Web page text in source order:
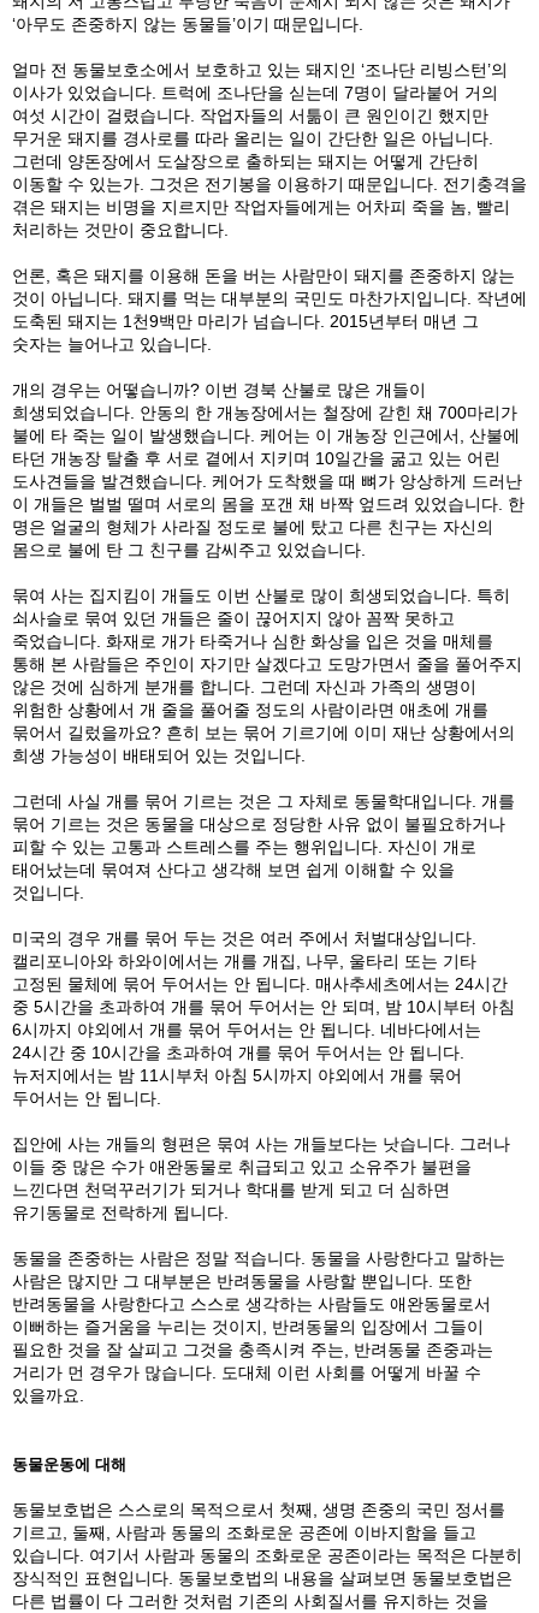
‘아무도 존중하지 않는 동물들’이기 때문입니다.
얼마 전 동물보호소에서 보호하고 있는 돼지인 ‘조나단 리빙스턴’의
이사가 있었습니다. 트럭에 조나단을 싣는데 7명이 달라붙어 거의
여섯 시간이 걸렸습니다. 작업자들의 서툶이 큰 원인이긴 했지만
무거운 돼지를 경사로를 따라 올리는 일이 간단한 일은 아닙니다.
그런데 양돈장에서 도살장으로 출하되는 돼지는 어떻게 간단히
이동할 수 있는가. 그것은 전기봉을 이용하기 때문입니다. 전기충격을
겪은 돼지는 비명을 지르지만 작업자들에게는 어차피 죽을 놈, 빨리
처리하는 것만이 중요합니다.
언론, 혹은 돼지를 이용해 돈을 버는 사람만이 돼지를 존중하지 않는
것이 아닙니다. 돼지를 먹는 대부분의 국민도 마찬가지입니다. 작년에
도축된 돼지는 1천9백만 마리가 넘습니다. 2015년부터 매년 그
숫자는 늘어나고 있습니다.
개의 경우는 어떻습니까? 이번 경북 산불로 많은 개들이
희생되었습니다. 안동의 한 개농장에서는 철장에 갇힌 채 700마리가
불에 타 죽는 일이 발생했습니다. 케어는 이 개농장 인근에서, 산불에
타던 개농장 탈출 후 서로 곁에서 지키며 10일간을 굶고 있는 어린
도사견들을 발견했습니다. 케어가 도착했을 때 뼈가 앙상하게 드러난
이 개들은 벌벌 떨며 서로의 몸을 포갠 채 바짝 엎드려 있었습니다. 한
명은 얼굴의 형체가 사라질 정도로 불에 탔고 다른 친구는 자신의
몸으로 불에 탄 그 친구를 감씨주고 있었습니다.
묶여 사는 집지킴이 개들도 이번 산불로 많이 희생되었습니다. 특히
쇠사슬로 묶여 있던 개들은 줄이 끊어지지 않아 꼼짝 못하고
죽었습니다. 화재로 개가 타죽거나 심한 화상을 입은 것을 매체를
통해 본 사람들은 주인이 자기만 살겠다고 도망가면서 줄을 풀어주지
않은 것에 심하게 분개를 합니다. 그런데 자신과 가족의 생명이
위험한 상황에서 개 줄을 풀어줄 정도의 사람이라면 애초에 개를
묶어서 길렀을까요? 흔히 보는 묶어 기르기에 이미 재난 상황에서의
희생 가능성이 배태되어 있는 것입니다.
그런데 사실 개를 묶어 기르는 것은 그 자체로 동물학대입니다. 개를
묶어 기르는 것은 동물을 대상으로 정당한 사유 없이 불필요하거나
피할 수 있는 고통과 스트레스를 주는 행위입니다. 자신이 개로
태어났는데 묶여져 산다고 생각해 보면 쉽게 이해할 수 있을
것입니다.
미국의 경우 개를 묶어 두는 것은 여러 주에서 처벌대상입니다.
캘리포니아와 하와이에서는 개를 개집, 나무, 울타리 또는 기타
고정된 물체에 묶어 두어서는 안 됩니다. 매사추세츠에서는 24시간
중 5시간을 초과하여 개를 묶어 두어서는 안 되며, 밤 10시부터 아침
6시까지 야외에서 개를 묶어 두어서는 안 됩니다. 네바다에서는
24시간 중 10시간을 초과하여 개를 묶어 두어서는 안 됩니다.
뉴저지에서는 밤 11시부처 아침 5시까지 야외에서 개를 묶어
두어서는 안 됩니다.
집안에 사는 개들의 형편은 묶여 사는 개들보다는 낫습니다. 그러나
이들 중 많은 수가 애완동물로 취급되고 있고 소유주가 불편을
느낀다면 천덕꾸러기가 되거나 학대를 받게 되고 더 심하면
유기동물로 전락하게 됩니다.
동물을 존중하는 사람은 정말 적습니다. 동물을 사랑한다고 말하는
사람은 많지만 그 대부분은 반려동물을 사랑할 뿐입니다. 또한
반려동물을 사랑한다고 스스로 생각하는 사람들도 애완동물로서
이뻐하는 즐거움을 누리는 것이지, 반려동물의 입장에서 그들이
필요한 것을 잘 살피고 그것을 충족시켜 주는, 반려동물 존중과는
거리가 먼 경우가 많습니다. 도대체 이런 사회를 어떻게 바꿀 수
있을까요.
동물운동에 대해
동물보호법은 스스로의 목적으로서 첫째, 생명 존중의 국민 정서를
기르고, 둘째, 사람과 동물의 조화로운 공존에 이바지함을 들고
있습니다. 여기서 사람과 동물의 조화로운 공존이라는 목적은 다분히
장식적인 표현입니다. 동물보호법의 내용을 살펴보면 동물보호법은
다른 법률이 다 그러한 것처럼 기존의 사회질서를 유지하는 것을